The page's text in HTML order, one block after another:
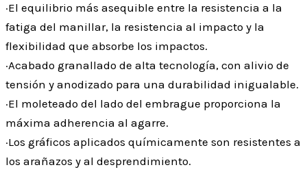
·El equilibrio más asequible entre la resistencia a la
fatiga del manillar, la resistencia al impacto y la
flexibilidad que absorbe los impactos.
·Acabado granallado de alta tecnología, con alivio de
tensión y anodizado para una durabilidad inigualable.
·El moleteado del lado del embrague proporciona la
máxima adherencia al agarre.
·Los gráficos aplicados químicamente son resistentes a
los arañazos y al desprendimiento.